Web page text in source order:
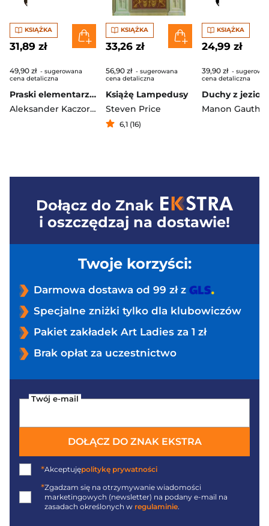
KSIĄŻKA
31,89 zł
49,90 zł - sugerowana
cena detaliczna
Praski elementarz wyd. 4
Aleksander Kaczorowski
KSIĄŻKA
33,26 zł
56,90 zł - sugerowana
cena detaliczna
Książę Lampedusy
Steven Price
6,1 (16)
KSIĄŻKA
24,99 zł
39,90 zł -
cena detaliczna
Dołącz do Znak
i oszczędzaj na dostawie!
Twoje korzyści:
Darmowa dostawa od 99 zł z
Specjalne zniżki tylko dla klubowiczów
Pakiet zakładek Art Ladies za 1 zł
Brak opłat za uczestnictwo
Twój e-mail
DOŁĄCZ DO ZNAK EKSTRA
*Akceptujępolitykę prywatności
*Zgadzam się na otrzymywanie wiadomości
marketingowych (newsletter) na podany e-mail na
zasadach określonych w regulaminie.